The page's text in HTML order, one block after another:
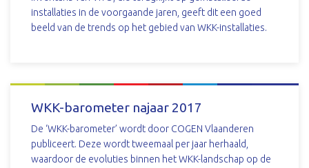
installaties in de voorgaande jaren, geeft dit een goed
beeld van de trends op het gebied van WKK-installaties.
DOWNLOAD
WKK-barometer najaar 2017
De ‘WKK-barometer’ wordt door COGEN Vlaanderen
publiceert. Deze wordt tweemaal per jaar herhaald,
waardoor de evoluties binnen het WKK-landschap op de